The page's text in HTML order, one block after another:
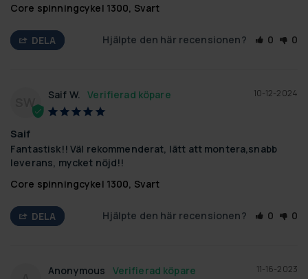
Core spinningcykel 1300, Svart
DELA Hjälpte den här recensionen? 0 0
SW
10-12-2024
Saif W.
Saif
Fantastisk!! Väl rekommenderat, lätt att montera,snabb
leverans, mycket nöjd!!
Core spinningcykel 1300, Svart
DELA Hjälpte den här recensionen? 0 0
11-16-2023
Anonymous